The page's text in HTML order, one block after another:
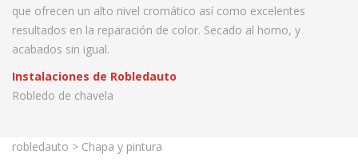
que ofrecen un alto nivel cromático así como excelentes
resultados en la reparación de color. Secado al horno, y
acabados sin igual.
Instalaciones de Robledauto
Robledo de chavela
robledauto > Chapa y pintura